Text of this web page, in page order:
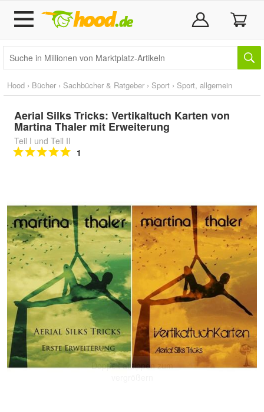
Hood › Bücher › Sachbücher & Ratgeber › Sport › Sport, allgemein
Aerial Silks Tricks: Vertikaltuch Karten von
Martina Thaler mit Erweiterung
Teil I und Teil II
1
Doppelt antippen zum